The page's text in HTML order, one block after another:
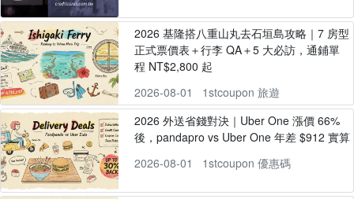
2026 基隆搭八重山丸去石垣島攻略｜7 房型
正式票價表＋行李 QA＋5 大必訪，通鋪單
程 NT$2,800 起
2026-08-01
1stcoupon 旅遊
2026 外送省錢對決｜Uber One 漲價 66%
後，pandapro vs Uber One 年差 $912 實算
2026-08-01
1stcoupon 優惠碼